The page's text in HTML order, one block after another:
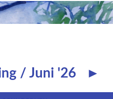
/ Juni '26 ►